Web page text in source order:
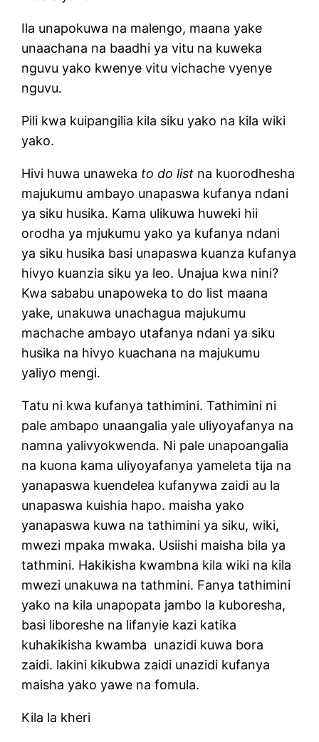
Ila unapokuwa na malengo, maana yake
unaachana na baadhi ya vitu na kuweka
nguvu yako kwenye vitu vichache vyenye
nguvu.
Pili kwa kuipangilia kila siku yako na kila wiki
yako.
Hivi huwa unaweka to do list na kuorodhesha
majukumu ambayo unapaswa kufanya ndani
ya siku husika. Kama ulikuwa huweki hii
orodha ya mjukumu yako ya kufanya ndani
ya siku husika basi unapaswa kuanza kufanya
hivyo kuanzia siku ya leo. Unajua kwa nini?
Kwa sababu unapoweka to do list maana
yake, unakuwa unachagua majukumu
machache ambayo utafanya ndani ya siku
husika na hivyo kuachana na majukumu
yaliyo mengi.
Tatu ni kwa kufanya tathimini. Tathimini ni
pale ambapo unaangalia yale uliyoyafanya na
namna yalivyokwenda. Ni pale unapoangalia
na kuona kama uliyoyafanya yameleta tija na
yanapaswa kuendelea kufanywa zaidi au la
unapaswa kuishia hapo. maisha yako
yanapaswa kuwa na tathimini ya siku, wiki,
mwezi mpaka mwaka. Usiishi maisha bila ya
tathmini. Hakikisha kwambna kila wiki na kila
mwezi unakuwa na tathmini. Fanya tathimini
yako na kila unapopata jambo la kuboresha,
basi liboreshe na lifanyie kazi katika
kuhakikisha kwamba unazidi kuwa bora
zaidi. lakini kikubwa zaidi unazidi kufanya
maisha yako yawe na fomula.
Kila la kheri